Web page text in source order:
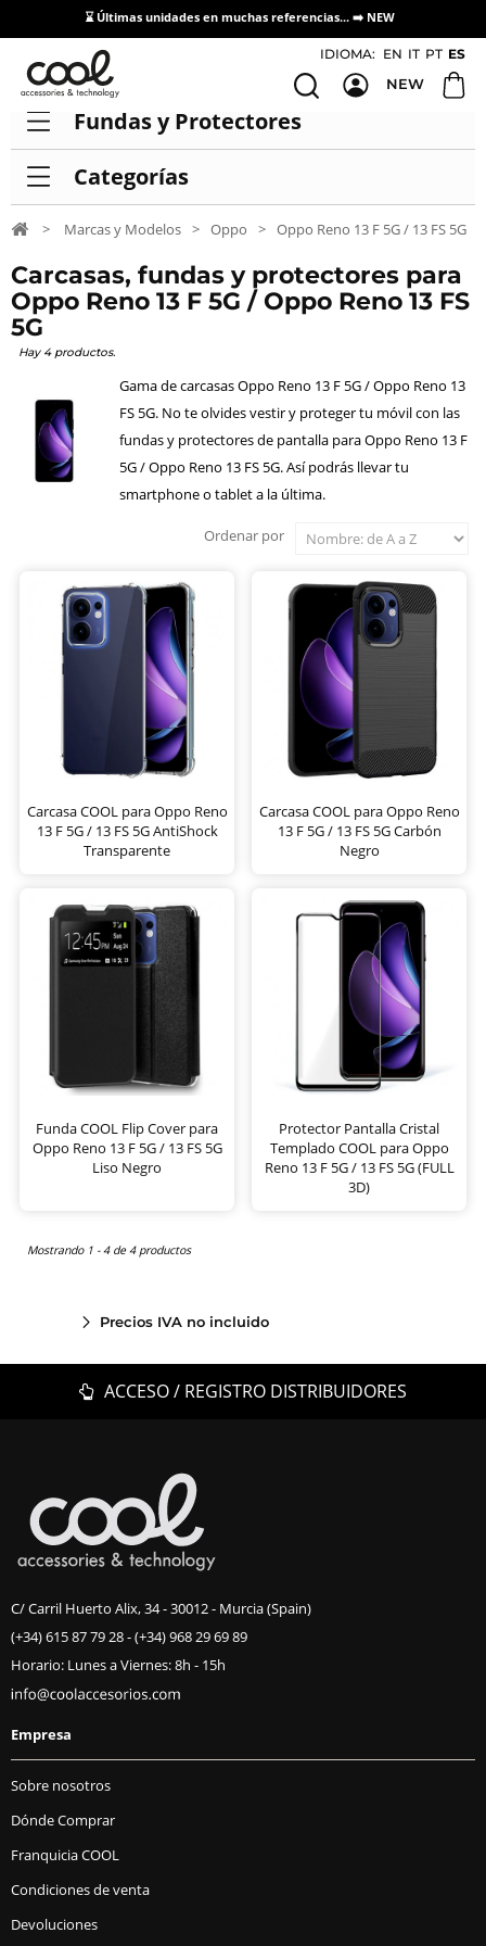
⌛ Últimas unidades en muchas referencias... ➡️ NEW
Acceso / Registro Distribuidores
IDIOMA: EN IT PT ES
NEW
Fundas y Protectores
Categorías
> Marcas y Modelos > Oppo > Oppo Reno 13 F 5G / 13 FS 5G
Carcasas, fundas y protectores para
Oppo Reno 13 F 5G / Oppo Reno 13 FS
5G
Hay 4 productos.
Gama de carcasas Oppo Reno 13 F 5G / Oppo Reno 13
FS 5G. No te olvides vestir y proteger tu móvil con las
fundas y protectores de pantalla para Oppo Reno 13 F
5G / Oppo Reno 13 FS 5G. Así podrás llevar tu
smartphone o tablet a la última.
Ordenar por
Carcasa COOL para Oppo Reno
13 F 5G / 13 FS 5G AntiShock
Transparente
Carcasa COOL para Oppo Reno
13 F 5G / 13 FS 5G Carbón
Negro
Funda COOL Flip Cover para
Oppo Reno 13 F 5G / 13 FS 5G
Liso Negro
Protector Pantalla Cristal
Templado COOL para Oppo
Reno 13 F 5G / 13 FS 5G (FULL
3D)
Mostrando 1 - 4 de 4 productos
Precios IVA no incluido
ACCESO / REGISTRO DISTRIBUIDORES
C/ Carril Huerto Alix, 34 - 30012 - Murcia (Spain)
(+34) 615 87 79 28-(+34) 968 29 69 89
Horario: Lunes a Viernes: 8h - 15h
Empresa
Sobre nosotros
Dónde Comprar
Franquicia COOL
Condiciones de venta
Devoluciones